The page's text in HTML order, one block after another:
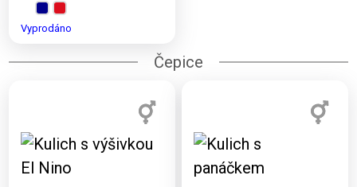
Vyprodáno
Čepice
Dostupné varianty:
Dostupné varianty: